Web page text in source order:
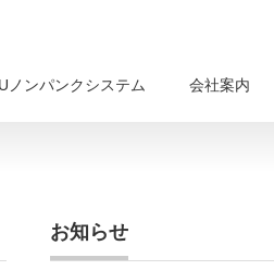
ノンパンクシステム 会社案内
お知らせ